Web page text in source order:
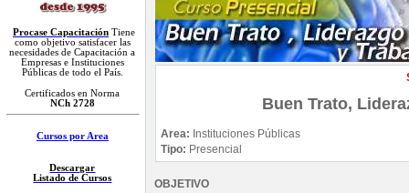
Procase Capacitación Tiene
como objetivo satisfacer las
necesidades de Capacitación a
Empresas e Instituciones
Públicas de todo el País.
Certificados en Norma
NCh 2728
Cursos por Area
Descargar
Listado de Cursos
Buen Trato,
Area: Instituciones Públicas
Tipo: Presencial
OBJETIVO